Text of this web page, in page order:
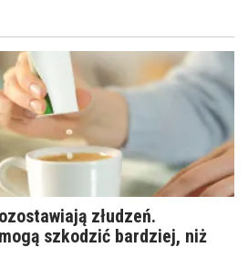
złudzeń.
szkodzić bardziej, niż